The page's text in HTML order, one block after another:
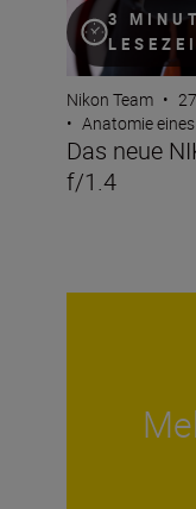
3
Nikon Team •
• Anatomie
Das neue
f/1.4